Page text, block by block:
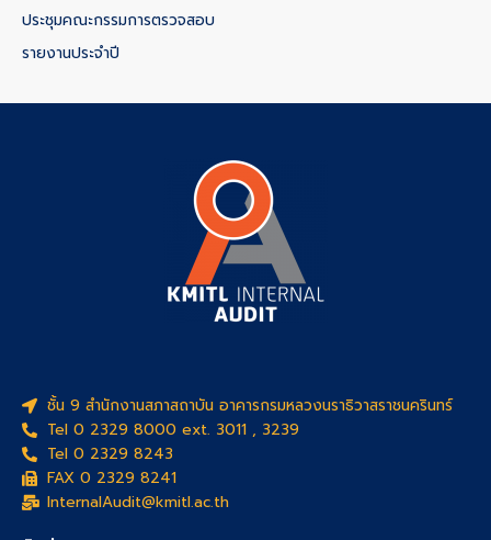
ประชุมคณะกรรมการตรวจสอบ
รายงานประจำปี
ชั้น 9 สำนักงานสภาสถาบัน อาคารกรมหลวงนราธิวาสราชนครินทร์
Tel 0 2329 8000 ext. 3011 , 3239
Tel 0 2329 8243
FAX 0 2329 8241
InternalAudit@kmitl.ac.th